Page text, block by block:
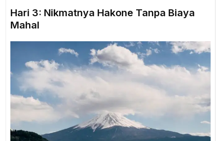
Hari 3: Nikmatnya Hakone Tanpa Biaya
Mahal